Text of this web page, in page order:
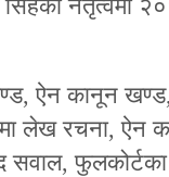
सिँहको
ऐन कानून
लेख रचना, ऐन
फुलकोर्टका